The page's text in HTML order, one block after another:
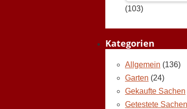
(103)
Kategorien
Allgemein (136)
Garten (24)
Gekaufte Sachen
Getestete Sachen